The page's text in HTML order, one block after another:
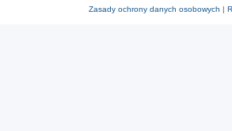
Zasady ochrony danych osobowych |